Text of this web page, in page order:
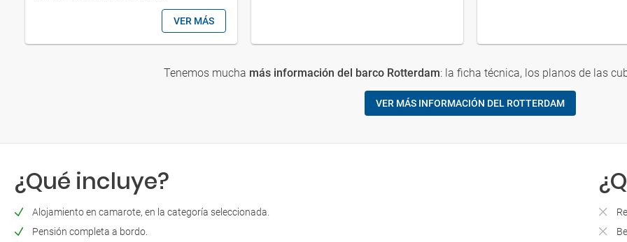
VER MÁS
Tenemos mucha más información del barco Rotterdam: la ficha técnica, los planos de las
VER MÁS INFORMACIÓN DEL ROTTERDAM
¿Qué incluye?
Alojamiento en camarote, en la categoría seleccionada.
Pensión completa a bordo.